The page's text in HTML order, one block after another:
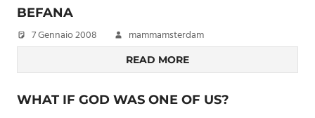
BEFANA
7 Gennaio 2008 mammamsterdam
READ MORE
WHAT IF GOD WAS ONE OF US?